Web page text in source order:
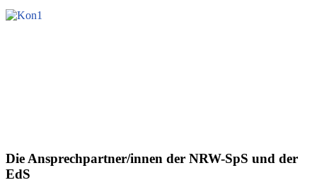
Die Ansprechpartner/innen der NRW-SpS und der
EdS